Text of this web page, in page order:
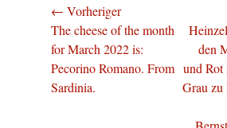
Beitragsnavigation
← Vorheriger
Vorheriger
Beitrag:
The cheese of the month
for March 2022 is:
Pecorino Romano. From
Sardinia.
Nächster
Beitrag:
den
und Rot
Grau zu